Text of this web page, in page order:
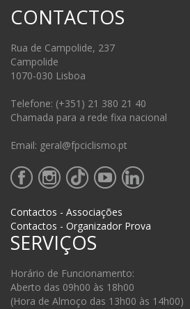
CONTACTOS
Rua de Campolide, 237
Campolide
1070-030 Lisboa
Telefone: (+351) 21 380 21 40
Chamada para a rede fixa nacional
Email: geral@fpciclismo.pt
Contactos - Associações
Contactos - Organizador Prova
SERVIÇOS
Horário de Funcionamento:
Aberto das 09h00 às 18h00
(Hora de Almoço das 13h00 às 14h00)